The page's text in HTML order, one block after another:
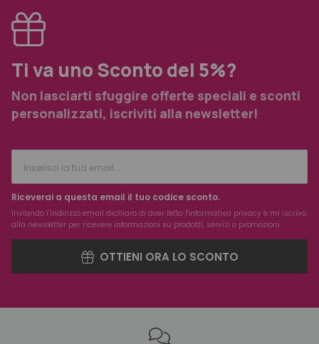
Ti va uno Sconto del 5%?
Non lasciarti sfuggire offerte speciali e sconti
personalizzati, iscriviti alla newsletter!
OTTIENI ORA LO SCONTO
Riceverai a questa email il tuo codice sconto.
Inviando l’indirizzo email dichiaro di aver letto l'informativa privacy e mi iscrivo
alla newsletter per ricevere informazioni su prodotti, servizi o promozioni